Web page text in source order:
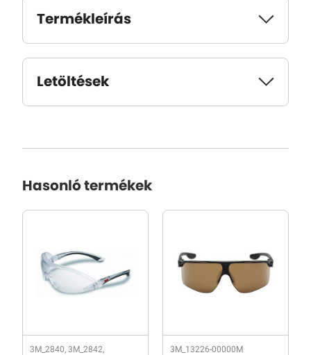
Termékleírás
Letöltések
Hasonló termékek
3M_2840, 3M_2842,
3M_13226-00000M